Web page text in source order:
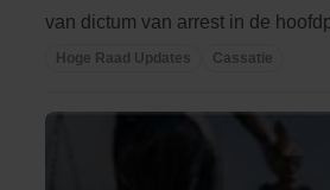
van dictum van arrest in de
Hoor en ...
Hoge Raad Updates Cassatie